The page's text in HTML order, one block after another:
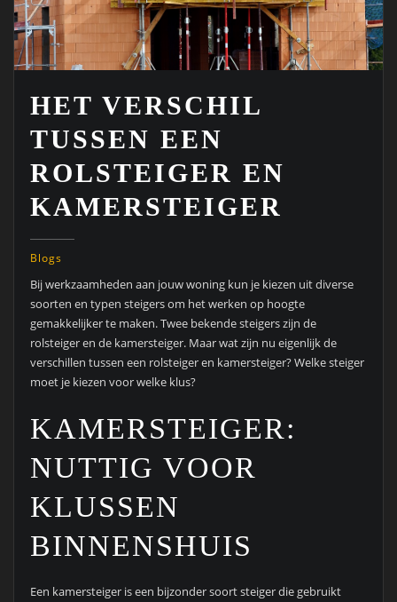
HET VERSCHIL
TUSSEN EEN
ROLSTEIGER EN
KAMERSTEIGER
Blogs
Bij werkzaamheden aan jouw woning kun je kiezen uit diverse
soorten en typen steigers om het werken op hoogte
gemakkelijker te maken. Twee bekende steigers zijn de
rolsteiger en de kamersteiger. Maar wat zijn nu eigenlijk de
verschillen tussen een rolsteiger en kamersteiger? Welke steiger
moet je kiezen voor welke klus?
KAMERSTEIGER:
NUTTIG VOOR
KLUSSEN
BINNENSHUIS
Een kamersteiger is een bijzonder soort steiger die gebruikt